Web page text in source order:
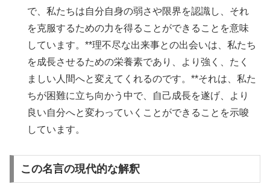
で、私たちは自分自身の弱さや限界を認識し、それ
を克服するための力を得ることができることを意味
しています。**理不尽な出来事との出会いは、私たち
を成長させるための栄養素であり、より強く、たく
ましい人間へと変えてくれるのです。**それは、私た
ちが困難に立ち向かう中で、自己成長を遂げ、より
良い自分へと変わっていくことができることを示唆
しています。
この名言の現代的な解釈